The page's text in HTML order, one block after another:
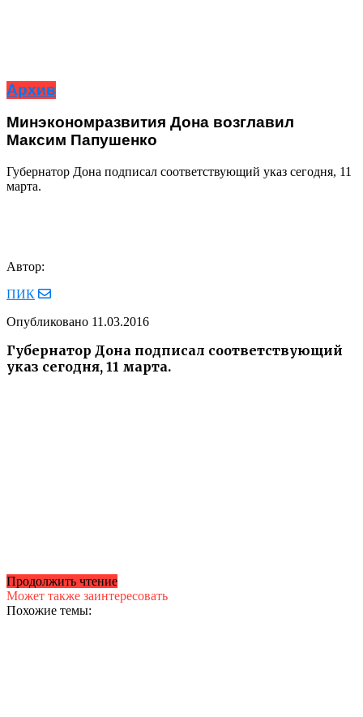
Архив
Минэкономразвития Дона возглавил
Максим Папушенко
Губернатор Дона подписал соответствующий указ сегодня, 11
марта.
Автор:
ПИК
Опубликовано 11.03.2016
Губернатор Дона подписал соответствующий
указ сегодня, 11 марта.
Продолжить чтение
Может также заинтересовать
Похожие темы: